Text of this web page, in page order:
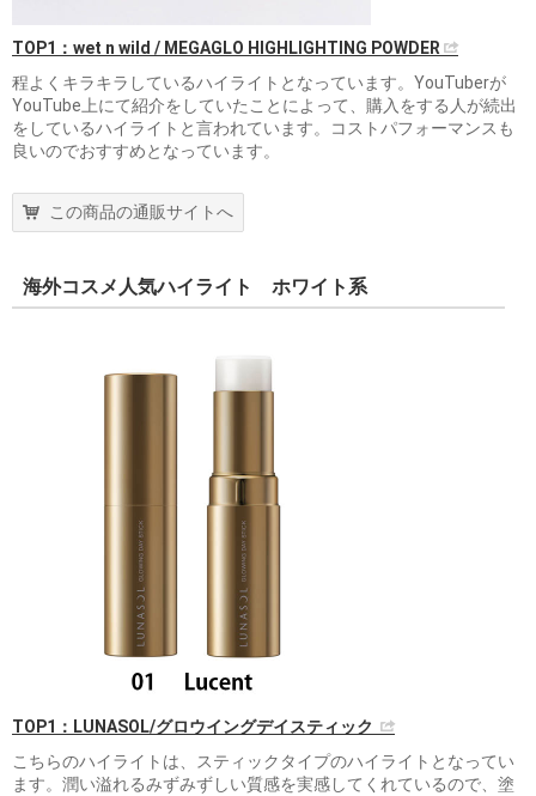
TOP1：wet n wild / MEGAGLO HIGHLIGHTING POWDER
程よくキラキラしているハイライトとなっています。YouTuberが
YouTube上にて紹介をしていたことによって、購入をする人が続出
をしているハイライトと言われています。コストパフォーマンスも
良いのでおすすめとなっています。
この商品の通販サイトへ
海外コスメ人気ハイライト ホワイト系
TOP1：LUNASOL/グロウイングデイスティック
こちらのハイライトは、スティックタイプのハイライトとなってい
ます。潤い溢れるみずみずしい質感を実感してくれているので、塗